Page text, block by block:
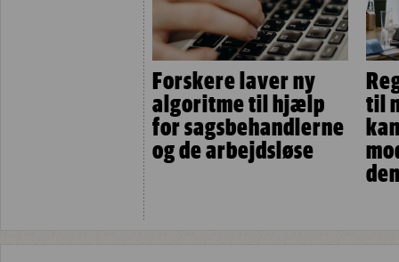
Forskere laver ny
algoritme til hjælp
for sagsbehandlerne
og de arbejdsløse
til